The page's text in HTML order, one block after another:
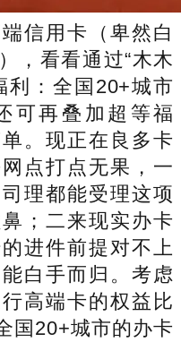
信用卡（卑然白
，看看通过“木木
利：全国20+城市
可再叠加超等福
。现正在良多卡
点打点无果，一
理都能受理这项
；二来现实办卡
进件前提对不上
白手而归。考虑
高端卡的权益比
国20+城市的办卡